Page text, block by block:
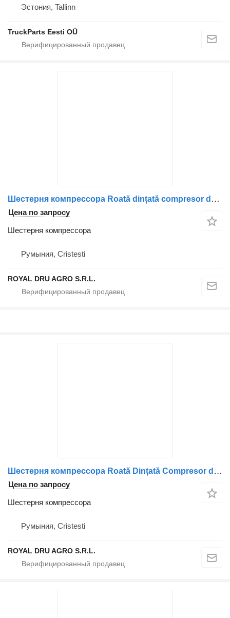
Эстония, Tallinn
TruckParts Eesti OÜ
Шестерня компрессора Roată dințată compresor de aer для грузовика Volvo 20364148 / 7420364148
Цена по запросу
Шестерня компрессора
Румыния, Cristesti
ROYAL DRU AGRO S.R.L.
Шестерня компрессора Roată Dințată Compresor de Aer для грузовика Volvo 1549425
Цена по запросу
Шестерня компрессора
Румыния, Cristesti
ROYAL DRU AGRO S.R.L.